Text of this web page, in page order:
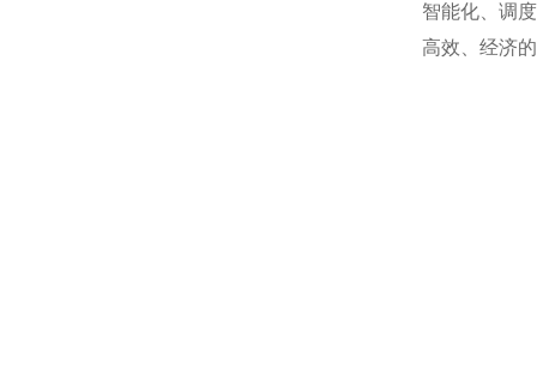
智能化、调
高效、经济